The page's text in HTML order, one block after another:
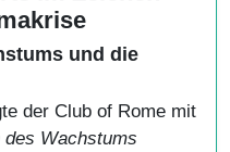
und die
der Club of Rome mit
des Wachstums